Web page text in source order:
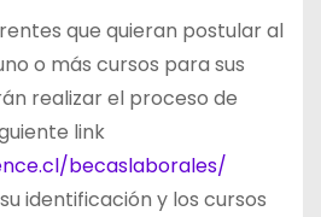
que quieran postular al
o más cursos para sus
realizar el proceso de
link
becaslaborales/
identificación y los cursos